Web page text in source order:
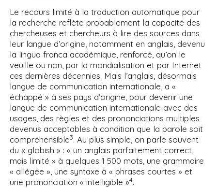
Le recours limité à la traduction automatique pour
la recherche reflète probablement la capacité des
chercheuses et chercheurs à lire des sources dans
leur langue d’origine, notamment en anglais, devenu
la lingua franca académique, renforcé, qu’on le
veuille ou non, par la mondialisation et par Internet
ces dernières décennies. Mais l’anglais, désormais
langue de communication internationale, a «
échappé » à ses pays d’origine, pour devenir une
langue de communication internationale avec des
usages, des règles et des prononciations multiples
devenus acceptables à condition que la parole soit
compréhensible3. Au plus simple, on parle souvent
du « globish » : « un anglais parfaitement correct,
mais limité » à quelques 1 500 mots, une grammaire
« allégée », une syntaxe à « phrases courtes » et
une prononciation « intelligible »4.